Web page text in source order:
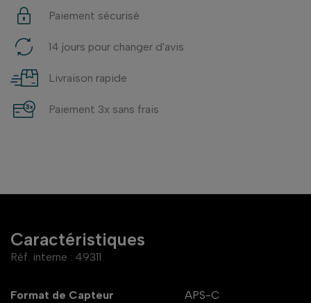
Paiement sécurisé
14 jours pour changer d'avis
Livraison rapide
Paiement 3x sans frais
Caractéristiques
Réf. interne : 49311
Format de Capteur APS-C